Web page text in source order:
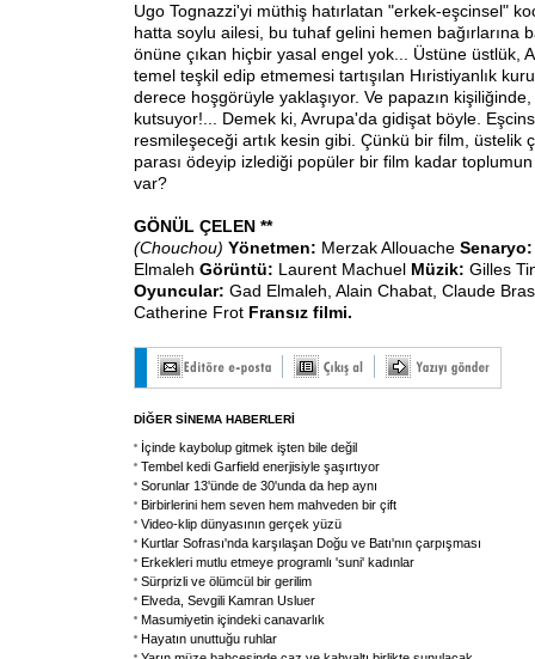
Ugo Tognazzi'yi müthiş hatırlatan "erkek-eşcinsel"
hatta soylu ailesi, bu tuhaf gelini hemen bağırlarına
önüne çıkan hiçbir yasal engel yok... Üstüne üstlük,
temel teşkil edip etmemesi tartışılan Hıristiyanlık
derece hoşgörüyle yaklaşıyor. Ve papazın
kutsuyor!... Demek ki, Avrupa'da gidişat böyle.
resmileşeceği artık kesin gibi. Çünkü bir film, üstelik
parası ödeyip izlediği popüler bir film kadar toplumun
var?
GÖNÜL ÇELEN **
(Chouchou) Yönetmen: Merzak Allouache
Elmaleh Görüntü: Laurent Machuel Müzik: Gilles
Oyuncular: Gad Elmaleh, Alain Chabat, Claude
Catherine Frot Fransız filmi.
DİĞER SİNEMA HABERLERİ
İçinde kaybolup gitmek işten bile değil
Tembel kedi Garfield enerjisiyle şaşırtıyor
Sorunlar 13'ünde de 30'unda da hep aynı
Birbirlerini hem seven hem mahveden bir çift
Video-klip dünyasının gerçek yüzü
Kurtlar Sofrası'nda karşılaşan Doğu ve Batı'nın çarpışması
Erkekleri mutlu etmeye programlı 'suni' kadınlar
Sürprizli ve ölümcül bir gerilim
Elveda, Sevgili Kamran Usluer
Masumiyetin içindeki canavarlık
Hayatın unuttuğu ruhlar